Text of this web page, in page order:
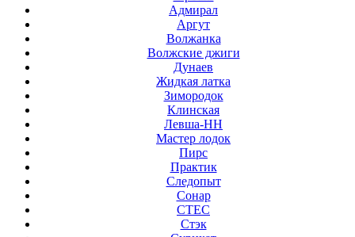
Адмирал
Аргут
Волжанка
Волжские джиги
Дунаев
Жидкая латка
Зимородок
Клинская
Левша-НН
Мастер лодок
Пирс
Практик
Следопыт
Сонар
СТЕС
Стэк